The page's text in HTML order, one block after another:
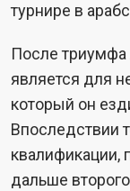
турнире в
После триумфа
является для
который он
Впоследствии
квалификации,
дальше